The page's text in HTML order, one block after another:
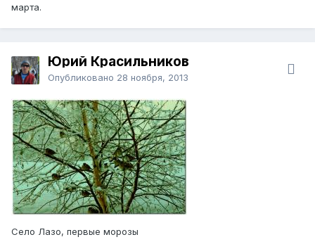
марта.
Юрий Красильников
Опубликовано 28 ноября, 2013
Село Лазо, первые морозы